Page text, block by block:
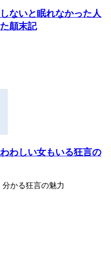
ないと眠れなかった人
顛末記
わしい女もいる狂言の
かる狂言の魅力